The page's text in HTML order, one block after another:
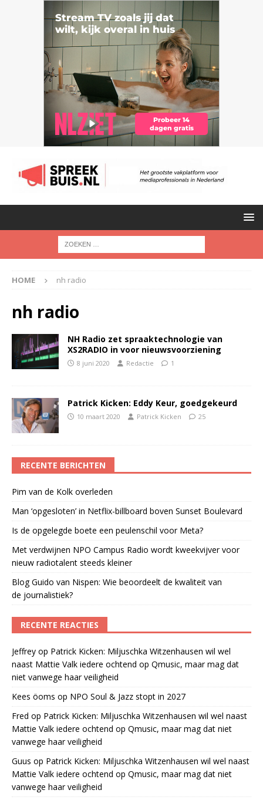
HOME nh radio
nh radio
NH Radio zet spraaktechnologie van
XS2RADIO in voor nieuwsvoorziening
8 juni 2020 Redactie 1
Patrick Kicken: Eddy Keur, goedgekeurd
10 maart 2020 Patrick Kicken 25
RECENTE BERICHTEN
Pim van de Kolk overleden
Man ‘opgesloten’ in Netflix-billboard boven Sunset Boulevard
Is de opgelegde boete een peulenschil voor Meta?
Met verdwijnen NPO Campus Radio wordt kweekvijver voor
nieuw radiotalent steeds kleiner
Blog Guido van Nispen: Wie beoordeelt de kwaliteit van
de journalistiek?
RECENTE REACTIES
Jeffrey op Patrick Kicken: Miljuschka Witzenhausen wil wel
naast Mattie Valk iedere ochtend op Qmusic, maar mag dat
niet vanwege haar veiligheid
Kees öoms op NPO Soul & Jazz stopt in 2027
Fred op Patrick Kicken: Miljuschka Witzenhausen wil wel naast
Mattie Valk iedere ochtend op Qmusic, maar mag dat niet
vanwege haar veiligheid
Guus op Patrick Kicken: Miljuschka Witzenhausen wil wel naast
Mattie Valk iedere ochtend op Qmusic, maar mag dat niet
vanwege haar veiligheid